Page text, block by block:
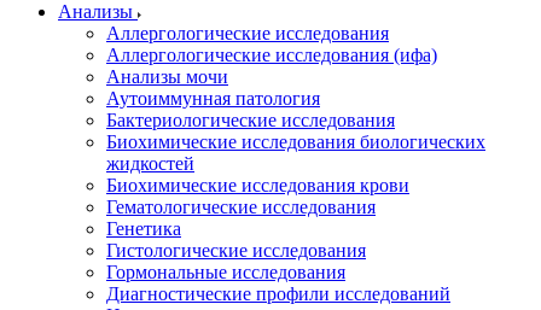
Анализы
Аллергологические исследования
Аллергологические исследования (ифа)
Анализы мочи
Аутоиммунная патология
Бактериологические исследования
Биохимические исследования биологических
жидкостей
Биохимические исследования крови
Гематологические исследования
Генетика
Гистологические исследования
Гормональные исследования
Диагностические профили исследований